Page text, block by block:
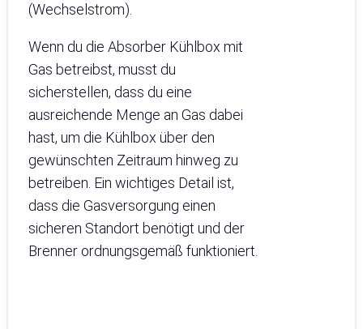
(Wechselstrom).
Wenn du die Absorber Kühlbox mit
Gas betreibst, musst du
sicherstellen, dass du eine
ausreichende Menge an Gas dabei
hast, um die Kühlbox über den
gewünschten Zeitraum hinweg zu
betreiben. Ein wichtiges Detail ist,
dass die Gasversorgung einen
sicheren Standort benötigt und der
Brenner ordnungsgemäß funktioniert.